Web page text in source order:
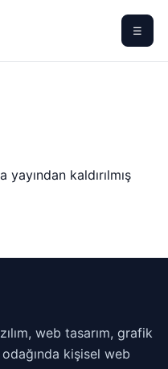
☰
yayından kaldırılmış
web tasarım, grafik
kişisel web